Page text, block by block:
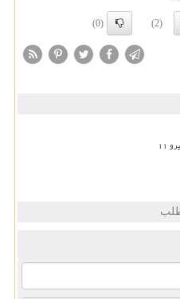
(2)
(0)